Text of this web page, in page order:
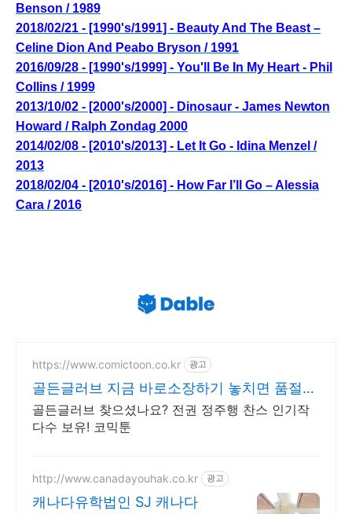
Benson / 1989
2018/02/21 - [1990's/1991] - Beauty And The Beast –
Celine Dion And Peabo Bryson / 1991
2016/09/28 - [1990's/1999] - You'll Be In My Heart - Phil
Collins / 1999
2013/10/02 - [2000's/2000] - Dinosaur - James Newton
Howard / Ralph Zondag 2000
2014/02/08 - [2010's/2013] - Let It Go - Idina Menzel /
2013
2018/02/04 - [2010's/2016] - How Far I’ll Go – Alessia
Cara / 2016
https://www.comictoon.co.kr 광고
골든글러브 지금 바로소장하기 놓치면 품절
판타지 전권세트
골든글러브 찾으셨나요? 전권 정주행 찬스 인기작
다수 보유! 코믹툰
http://www.canadayouhak.co.kr 광고
캐나다유학법인 SJ 캐나다